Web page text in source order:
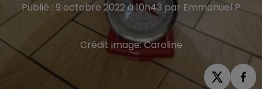
Publié : 9 octobre 2022 à 10h43 par Emmanuel P
Crédit image:Caroline